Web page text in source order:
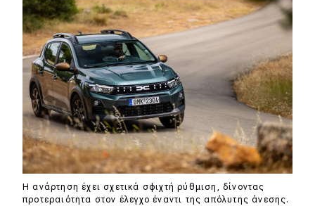
Η ανάρτηση έχει σχετικά σφιχτή ρύθμιση, δίνοντας
προτεραιότητα στον έλεγχο έναντι της απόλυτης άνεσης.